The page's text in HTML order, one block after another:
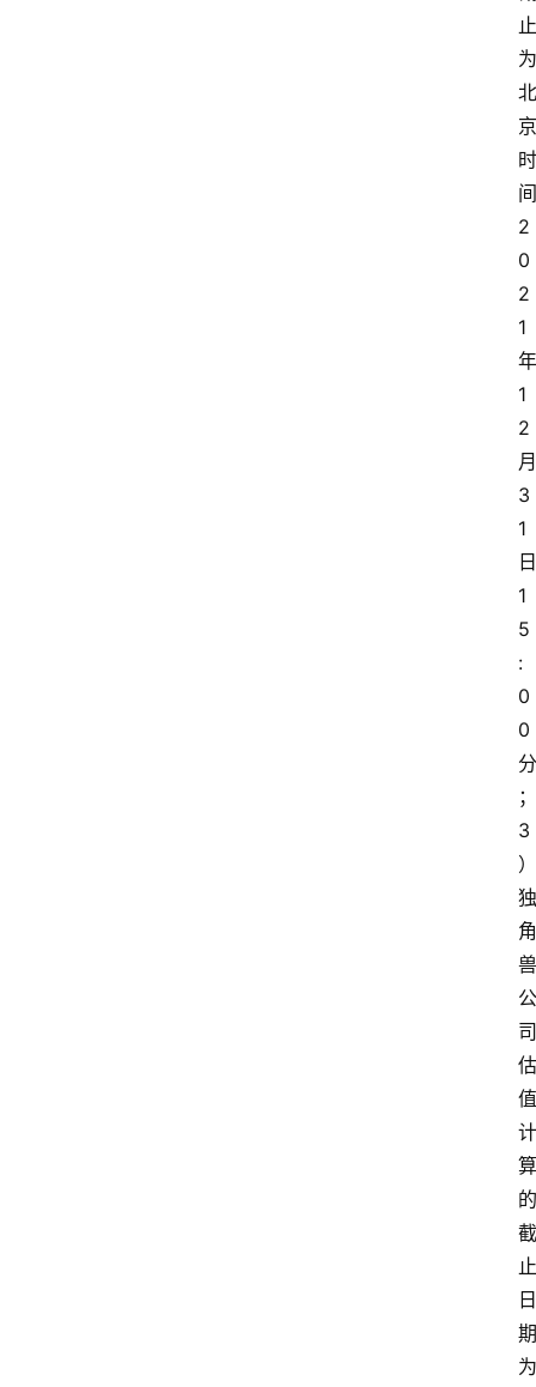
止
为
北
京
时
间
2
0
2
1
年
1
2
月
3
1
日
1
5
:
0
0
分
；
3
）
独
角
兽
公
司
估
值
计
算
的
截
止
日
期
为